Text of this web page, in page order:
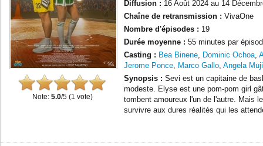
Note: 5.0/5 (1 vote)
Diffusion : 16 Août 2024 au 14
Chaîne de retransmission : VivaOne
Nombre d'épisodes : 19
Durée moyenne : 55 minutes par
Casting : Bea Binene, Dominic Ochoa,
Jerome Ponce, Marco Gallo, Angela Muji
Synopsis : Sevi est un capitaine de
modeste. Elyse est une pom-pom girl
tombent amoureux l'un de l'autre. Mais
survivre aux dures réalités qui les